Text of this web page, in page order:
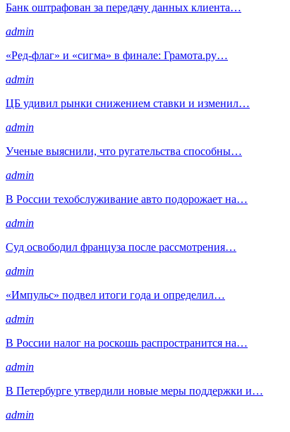
Банк оштрафован за передачу данных клиента…
admin
«Ред-флаг» и «сигма» в финале: Грамота.ру…
admin
ЦБ удивил рынки снижением ставки и изменил…
admin
Ученые выяснили, что ругательства способны…
admin
В России техобслуживание авто подорожает на…
admin
Суд освободил француза после рассмотрения…
admin
«Импульс» подвел итоги года и определил…
admin
В России налог на роскошь распространится на…
admin
В Петербурге утвердили новые меры поддержки и…
admin